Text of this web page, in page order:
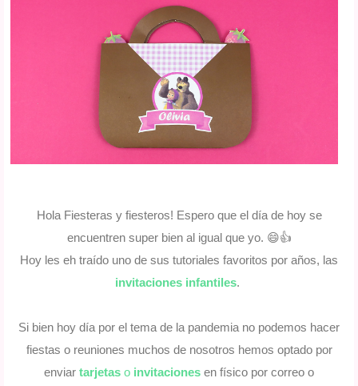
PRIVATE POLICY
Hola Fiesteras y fiesteros! Espero que el día de hoy se
encuentren super bien al igual que yo. 😄👍
Hoy les eh traído uno de sus tutoriales favoritos por años, las
invitaciones infantiles.
Si bien hoy día por el tema de la pandemia no podemos hacer
fiestas o reuniones muchos de nosotros hemos optado por
enviar tarjetas o invitaciones en físico por correo o